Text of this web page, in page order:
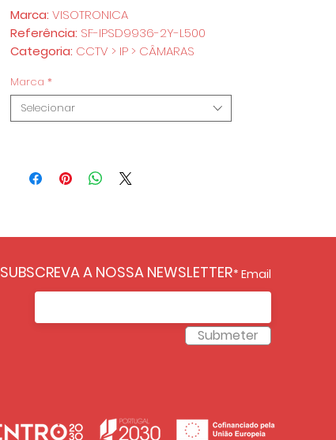
Marca: VISOTRONICA
Referência: SF-IPSD9936-2Y-L500
Categoria: CCTV > IP > CÂMARAS
Marca *
Selecionar
SUBSCREVA A NOSSA NEWSLETTER Email
Submeter